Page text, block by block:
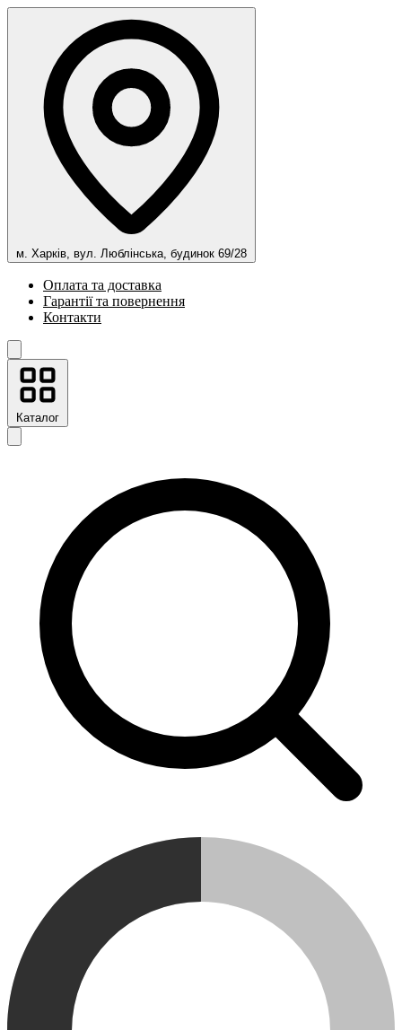
м. Харків, вул. Люблінська, будинок 69/28
Оплата та доставка
Гарантії та повернення
Контакти
Каталог